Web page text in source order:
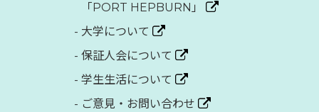
「PORT HEPBURN」
- 大学について
- 保証人会について
- 学生生活について
- ご意見・お問い合わせ